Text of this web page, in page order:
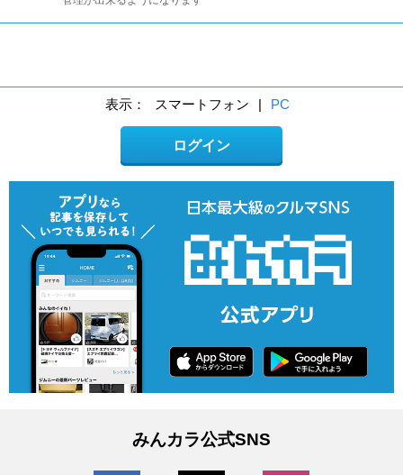
表示： スマートフォン | PC
ログイン
みんカラ公式SNS